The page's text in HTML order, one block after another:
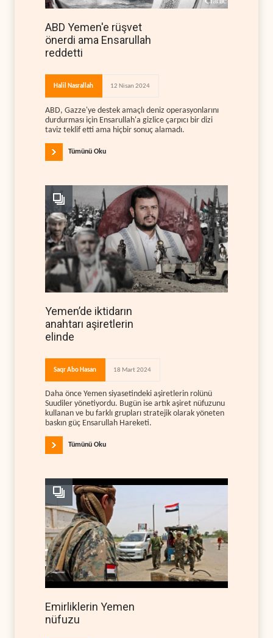
ABD Yemen'e rüşvet
önerdi ama Ensarullah
reddetti
Halil Nasrallah 12 Nisan 2024
ABD, Gazze'ye destek amaçlı deniz operasyonlarını
durdurması için Ensarullah'a gizlice çarpıcı bir dizi
taviz teklif etti ama hiçbir sonuç alamadı.
Tümünü Oku
Yemen’de iktidarın
anahtarı aşiretlerin
elinde
Saqr Abo Hasan 18 Mart 2024
Daha önce Yemen siyasetindeki aşiretlerin rolünü
Suudiler yönetiyordu. Bugün ise artık aşiret nüfuzunu
kullanan ve bu farklı grupları stratejik olarak yöneten
baskın güç Ensarullah Hareketi.
Tümünü Oku
Emirliklerin Yemen
nüfuzu